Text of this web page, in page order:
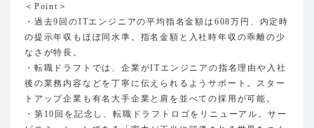
＜Point＞
・過去9回のITエンジニアの平均指名金額は608万円、内定時
の提示年収もほぼ同水準。指名金額と入社時年収の乖離の少
なさが特長。
・転職ドラフトでは、企業がITエンジニアの指名理由や入社
後の業務内容などを丁寧に伝えられるようサポート。スター
トアップ企業も有名大手企業と肩を並べての採用が可能。
・第10回を記念し、転職ドラフトロゴをリニューアル。サー